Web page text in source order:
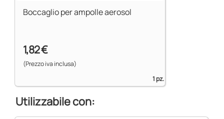
Boccaglio per ampolle aerosol
1,82 €
(Prezzo iva inclusa)
1 pz.
Utilizzabile con: